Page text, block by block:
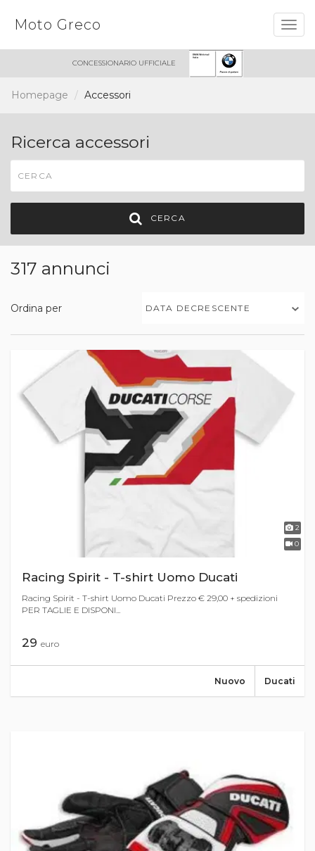
Moto Greco
CONCESSIONARIO UFFICIALE
Homepage Accessori
Ricerca accessori
CERCA
317 annunci
Ordina per DATA DECRESCENTE
2
0
Racing Spirit - T-shirt Uomo Ducati
Racing Spirit - T-shirt Uomo Ducati Prezzo € 29,00 + spedizioni
PER TAGLIE E DISPONI...
29 euro
Ducati
Nuovo